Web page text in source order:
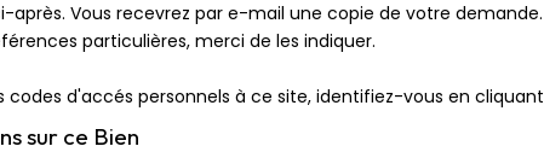
Vous recevrez par e-mail une copie de votre demande.
particulières, merci de les indiquer.
codes d'accés personnels à ce site, identifiez-vous en cliquant
sur ce Bien